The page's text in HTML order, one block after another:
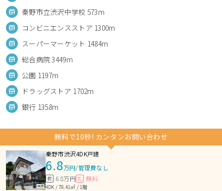
秦野市立渋沢中学校 573m
コンビニエンスストア 1300m
スーパーマーケット 1484m
総合病院 3449m
公園 1197m
ドラッグストア 1702m
銀行 1358m
無料で10秒! カンタンお問い合わせ
秦野市渋沢4DK戸建
6.8万円/管理費なし
敷 6.8万円 礼 無料
4DK / 78.41㎡ / 1階